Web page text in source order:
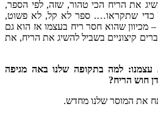
את הריח הכי טהור, שזה, לפי הספר,
כדי שתקראו…. ספר לא קל, לא פשוט,
מכיוון שהוא חסר ריח בעצמו אז הוא גם
קיצוניים בשביל להשיג את הריח, את
עצמנו: למה בתקופה שלנו באה מגיפה
חוש הריח?
את המוסר שלנו מחדש.